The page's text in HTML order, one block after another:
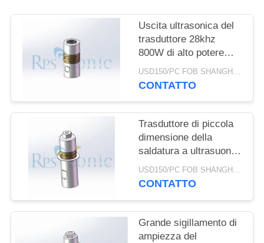
SULLA
Uscita ultrasonica del
trasduttore 28khz
800W di alto potere
della saldatura del
vaso forte
USD150/PC FOB SHANGHAI MOQ:1pcs
CONTATTO
Trasduttore di piccola
dimensione della
saldatura a ultrasuoni
per la disposizione
dell'interno
USD150/PC FOB SHANGHAI MOQ:1pcs
CONTATTO
Grande sigillamento di
ampiezza del